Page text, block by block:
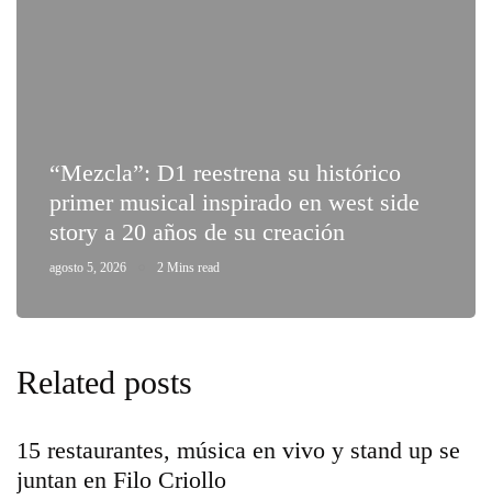
“Mezcla”: D1 reestrena su histórico
primer musical inspirado en west side
story a 20 años de su creación
agosto 5, 2026 2 Mins read
Related posts
15 restaurantes, música en vivo y stand up se
juntan en Filo Criollo